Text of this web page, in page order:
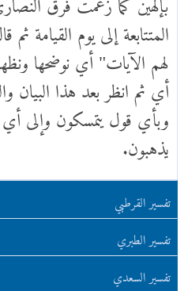
المتتابعة إلى يوم القيامة
لهم الآيات" أي نوضحها
أي ثم انظر بعد هذا البيان
وبأي قول يتمسكون وإلى
يذهبون.
تفسير القرطبي
تفسير الطبري
تفسير السعدي